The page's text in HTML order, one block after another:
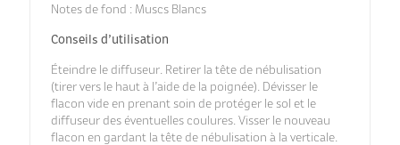
Notes de fond : Muscs Blancs
Conseils d’utilisation
Éteindre le diffuseur. Retirer la tête de nébulisation
(tirer vers le haut à l’aide de la poignée). Dévisser le
flacon vide en prenant soin de protéger le sol et le
diffuseur des éventuelles coulures. Visser le nouveau
flacon en gardant la tête de nébulisation à la verticale.